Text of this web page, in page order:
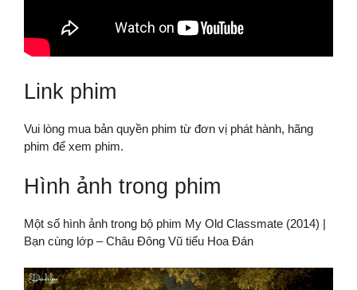
Link phim
Vui lòng mua bản quyền phim từ đơn vị phát hành, hãng
phim để xem phim.
Hình ảnh trong phim
Một số hình ảnh trong bộ phim My Old Classmate (2014) |
Bạn cùng lớp – Châu Đông Vũ tiểu Hoa Đán